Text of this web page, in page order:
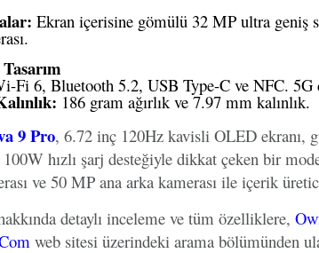
Ekran içerisine gömülü 32 MP ultra geniş
Fi 6, Bluetooth 5.2, USB Type-C ve NFC. 5G
186 gram ağırlık ve 7.97 mm kalınlık.
9 Pro, 6.72 inç 120Hz kavisli OLED ekranı,
hızlı şarj desteğiyle dikkat çeken bir
ve 50 MP ana arka kamerası ile içerik
detaylı inceleme ve tüm özelliklere,
web sitesi üzerindeki arama bölümünden